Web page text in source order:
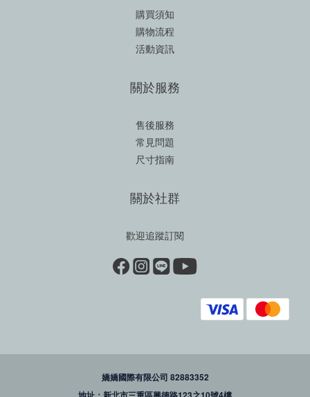
購買須知
購物流程
活動資訊
關於服務
售後服務
常見問題
尺寸指南
關於社群
歡迎追蹤訂閱
嬌嬌國際有限公司 82883352